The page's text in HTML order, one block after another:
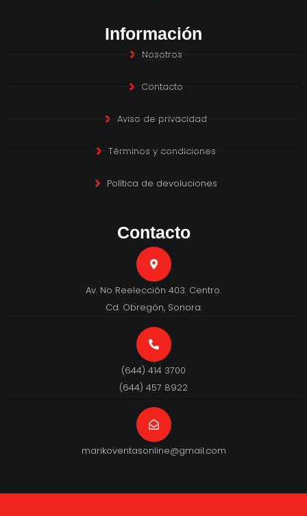
Información
Nosotros
Contacto
Aviso de privacidad
Términos y condiciones
Política de devoluciones
Contacto
Av. No Reelección 403. Centro.
Cd. Obregón, Sonora.
(644) 414 3700
(644) 457 8922
marikoventasonline@gmail.com